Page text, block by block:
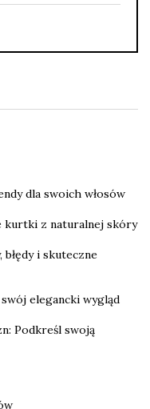
dla swoich włosów
kurtki z naturalnej skóry
błędy i skuteczne
elegancki wygląd
Podkreśl swoją